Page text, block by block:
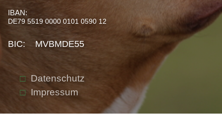
IBAN:
DE79 5519 0000 0101 0590 12
BIC: MVBMDE55
Datenschutz
Impressum